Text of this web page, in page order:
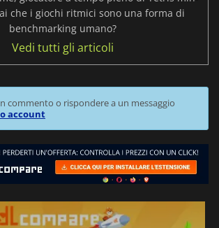
che i giochi ritmici sono una forma di
benchmarking umano?
Vedi tutti gli articoli
commento o rispondere a un messaggio
account